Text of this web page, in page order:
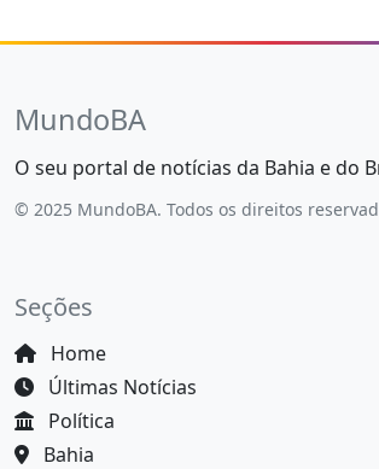
MundoBA
O seu portal de notícias da Bahia e do
© 2025 MundoBA. Todos os direitos
Seções
Home
Últimas Notícias
Política
Bahia